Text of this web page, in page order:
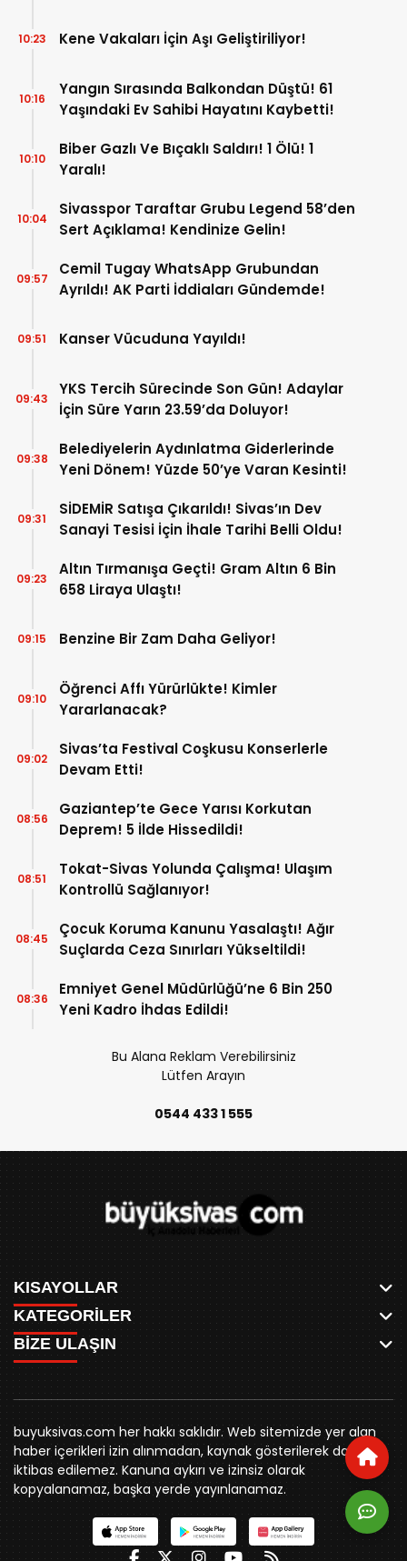
Kene Vakaları İçin Aşı Geliştiriliyor!
10:23
Yangın Sırasında Balkondan Düştü! 61
Yaşındaki Ev Sahibi Hayatını Kaybetti!
10:16
Biber Gazlı Ve Bıçaklı Saldırı! 1 Ölü! 1
Yaralı!
10:10
Sivasspor Taraftar Grubu Legend 58’den
Sert Açıklama! Kendinize Gelin!
10:04
Cemil Tugay WhatsApp Grubundan
Ayrıldı! AK Parti İddiaları Gündemde!
09:57
Kanser Vücuduna Yayıldı!
09:51
YKS Tercih Sürecinde Son Gün! Adaylar
İçin Süre Yarın 23.59’da Doluyor!
09:43
Belediyelerin Aydınlatma Giderlerinde
Yeni Dönem! Yüzde 50’ye Varan Kesinti!
09:38
SİDEMİR Satışa Çıkarıldı! Sivas’ın Dev
Sanayi Tesisi İçin İhale Tarihi Belli Oldu!
09:31
Altın Tırmanışa Geçti! Gram Altın 6 Bin
658 Liraya Ulaştı!
09:23
Benzine Bir Zam Daha Geliyor!
09:15
Öğrenci Affı Yürürlükte! Kimler
Yararlanacak?
09:10
Sivas’ta Festival Coşkusu Konserlerle
Devam Etti!
09:02
Gaziantep’te Gece Yarısı Korkutan
Deprem! 5 İlde Hissedildi!
08:56
Tokat-Sivas Yolunda Çalışma! Ulaşım
Kontrollü Sağlanıyor!
08:51
Çocuk Koruma Kanunu Yasalaştı! Ağır
Suçlarda Ceza Sınırları Yükseltildi!
08:45
Emniyet Genel Müdürlüğü’ne 6 Bin 250
Yeni Kadro İhdas Edildi!
08:36
Bu Alana Reklam Verebilirsiniz
Lütfen Arayın
0544 433 1 555
KISAYOLLAR
ANASAYFA
AKSU CANLI
MEYDAN CANLI
MEDRESELER CANLI
MERAKÜM CANLI
YUKARI TEKKE CANLI
KURUMSAL KİMLİK
REKLAM FİYATLARI
BİZE ULAŞIN
KÜNYE
RESMİ İLANLAR
KATEGORİLER
WHATSAPP
SPOR
SİYASET
BELEDİYE
SİVAS VALİLİĞİ
ÜNİVERSİTE
KURUMLAR
STK
YORUM
İLÇELER
GENEL
BİZE ULAŞIN
0346 221 00 60
buyuksivashaber@gmail.com
Örtülüpınar Mah. İnönü Bulvarı Özkahya Apt. Kat:3 D:7
Sivas
buyuksivas.com her hakkı saklıdır. Web sitemizde yer alan
haber içerikleri izin alınmadan, kaynak gösterilerek dahi
iktibas edilemez. Kanuna aykırı ve izinsiz olarak
kopyalanamaz, başka yerde yayınlanamaz.